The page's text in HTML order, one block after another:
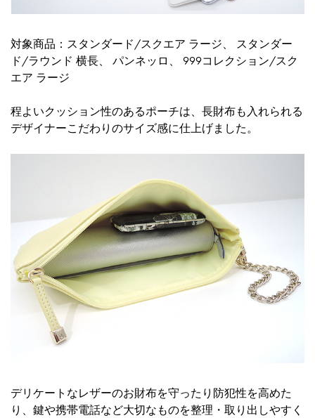
対象商品： スタンダード/スクエア ラージ、 スタンダー
ド/ラウンド 横長、 パンネッロ 、 999コレクション/スク
エア ラージ
程よいクッション性のあるポーチは、長財布も入れられる
デザイナーこだわりのサイズ感に仕上げました。
デリケートなレザーのお財布を守ったり防犯性を高めた
り、鍵や携帯電話など大切なものを整理・取り出しやすく